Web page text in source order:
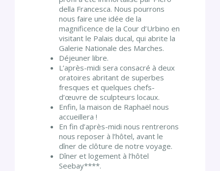
della Francesca. Nous pourrons
nous faire une idée de la
magnificence de la Cour d’Urbino en
visitant le Palais ducal, qui abrite la
Galerie Nationale des Marches.
Déjeuner libre.
L’après-midi sera consacré à deux
oratoires abritant de superbes
fresques et quelques chefs-
d’œuvre de sculpteurs locaux.
Enfin, la maison de Raphaël nous
accueillera !
En fin d’après-midi nous rentrerons
nous reposer à l’hôtel, avant le
dîner de clôture de notre voyage.
Dîner et logement à l’hôtel
Seebay****.